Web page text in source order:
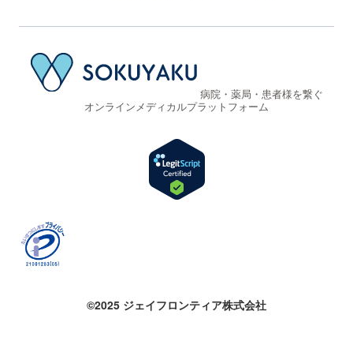
病院・薬局・患者様を繋ぐ
オンラインメディカルプラットフォーム
©2025 ジェイフロンティア株式会社